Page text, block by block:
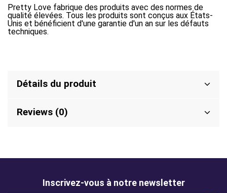
Pretty Love fabrique des produits avec des normes de
qualité élevées. Tous les produits sont conçus aux États-
Unis et bénéficient d'une garantie d'un an sur les défauts
techniques.
Détails du produit
Reviews (0)
Inscrivez-vous à notre newsletter